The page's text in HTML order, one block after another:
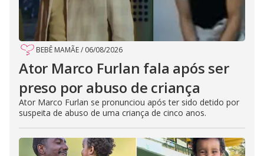
BEBÊ MAMÃE/ 06/08/2026
Ator Marco Furlan fala após ser
preso por abuso de criança
Ator Marco Furlan se pronunciou após ter sido detido por
suspeita de abuso de uma criança de cinco anos.